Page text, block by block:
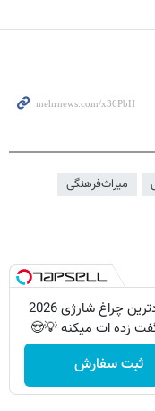
میراث‌فرهنگی
پرکاربردترین چراغ شارژی 2026
زده ات میکنه 💡😍
ثبت سفارش